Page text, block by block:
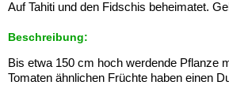
Auf Tahiti und den Fidschis beheimatet.
Beschreibung:
Bis etwa 150 cm hoch werdende Pflanze
Tomaten ähnlichen Früchte haben einen